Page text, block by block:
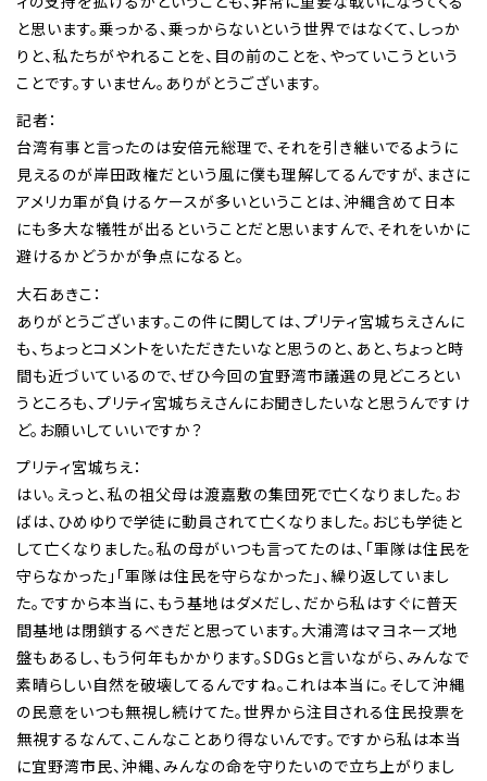
と思います。乗っかる、乗っからないという世界ではなくて、しっか
りと、私たちがやれることを、目の前のことを、やっていこうという
ことです。すいません。ありがとうございます。
記者：
台湾有事と言ったのは安倍元総理で、それを引き継いでるように
見えるのが岸田政権だという風に僕も理解してるんですが、まさに
アメリカ軍が負けるケースが多いということは、沖縄含めて日本
にも多大な犠牲が出るということだと思いますんで、それをいかに
避けるかどうかが争点になると。
大石あきこ：
ありがとうございます。この件に関しては、プリティ宮城ちえさんに
も、ちょっとコメントをいただきたいなと思うのと、あと、ちょっと時
間も近づいているので、ぜひ今回の宜野湾市議選の見どころとい
うところも、プリティ宮城ちえさんにお聞きしたいなと思うんですけ
ど。お願いしていいですか？
プリティ宮城ちえ：
はい。えっと、私の祖父母は渡嘉敷の集団死で亡くなりました。お
ばは、ひめゆりで学徒に動員されて亡くなりました。おじも学徒と
して亡くなりました。私の母がいつも言ってたのは、「軍隊は住民を
守らなかった」「軍隊は住民を守らなかった」、繰り返していまし
た。ですから本当に、もう基地はダメだし、だから私はすぐに普天
間基地は閉鎖するべきだと思っています。大浦湾はマヨネーズ地
盤もあるし、もう何年もかかります。SDGsと言いながら、みんなで
素晴らしい自然を破壊してるんですね。これは本当に。そして沖縄
の民意をいつも無視し続けてた。世界から注目される住民投票を
無視するなんて、こんなことあり得ないんです。ですから私は本当
に宜野湾市民、沖縄、みんなの命を守りたいので立ち上がりまし